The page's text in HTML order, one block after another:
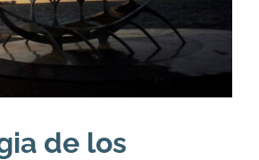
de los